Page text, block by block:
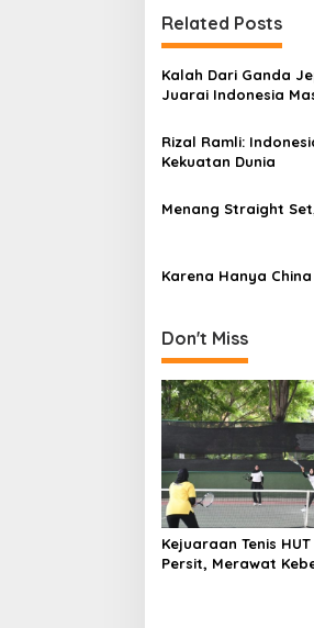
t
n
a
i
a
i
n
Related Posts
Kalah Dari Ganda
Juarai Indonesia
Rizal Ramli:
Kekuatan Dunia
Menang Straight
Karena Hanya
Don't Miss
Kejuaraan Tenis
Persit, Merawat